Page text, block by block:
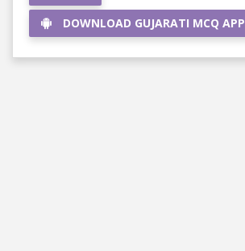
DOWNLOAD GUJARATI MCQ APP